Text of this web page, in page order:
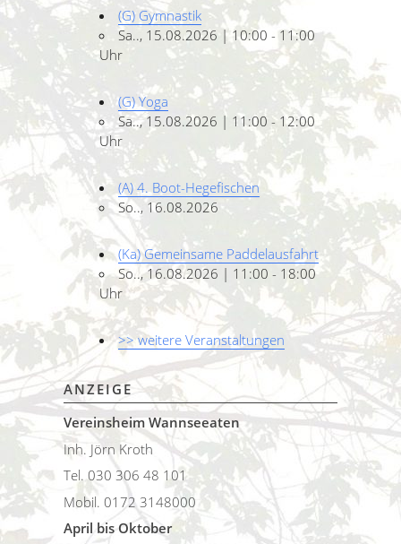
(G) Gymnastik
Sa.., 15.08.2026 | 10:00 - 11:00
Uhr
(G) Yoga
Sa.., 15.08.2026 | 11:00 - 12:00
Uhr
(A) 4. Boot-Hegefischen
So.., 16.08.2026
(Ka) Gemeinsame Paddelausfahrt
So.., 16.08.2026 | 11:00 - 18:00
Uhr
>> weitere Veranstaltungen
ANZEIGE
Vereinsheim Wannseeaten
Inh. Jörn Kroth
Tel. 030 306 48 101
Mobil. 0172 3148000
April bis Oktober